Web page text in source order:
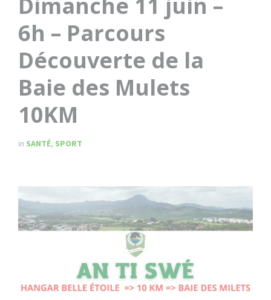
6h – Parcours
Découverte de la
Baie des Mulets
10KM
in SANTÉ, SPORT